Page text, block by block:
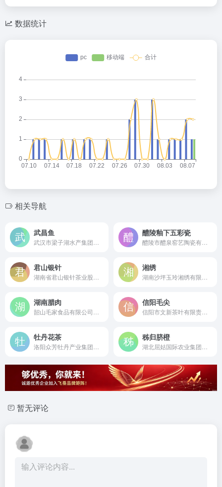
数据统计
相关导航
武昌鱼 醴陵釉下五彩瓷
君山银针 湘绣
湖南腊肉 信阳毛尖
牡丹花茶 秭归脐橙
暂无评论